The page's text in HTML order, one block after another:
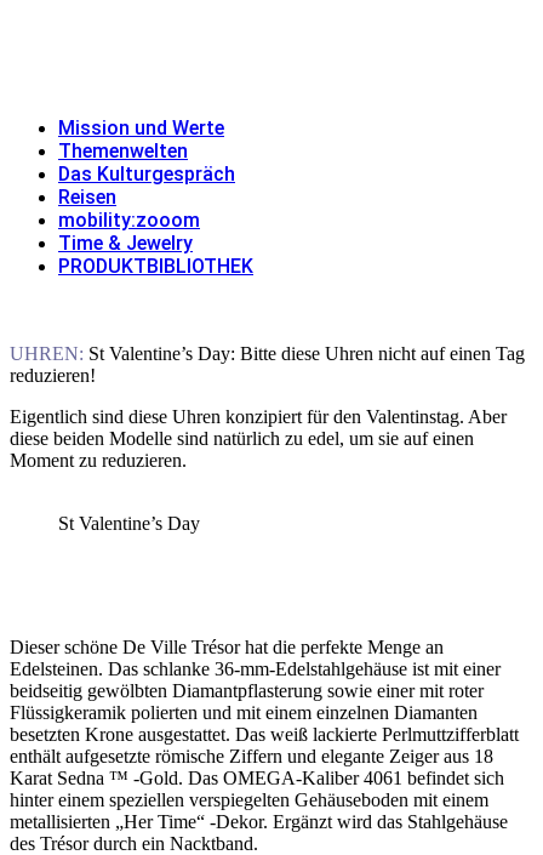
Mission und Werte
Themenwelten
Das Kulturgespräch
Reisen
mobility:zooom
Time & Jewelry
PRODUKTBIBLIOTHEK
UHREN: St Valentine’s Day: Bitte diese Uhren nicht auf einen Tag
reduzieren!
Eigentlich sind diese Uhren konzipiert für den Valentinstag. Aber
diese beiden Modelle sind natürlich zu edel, um sie auf einen
Moment zu reduzieren.
St Valentine’s Day
Dieser schöne De Ville Trésor hat die perfekte Menge an
Edelsteinen. Das schlanke 36-mm-Edelstahlgehäuse ist mit einer
beidseitig gewölbten Diamantpflasterung sowie einer mit roter
Flüssigkeramik polierten und mit einem einzelnen Diamanten
besetzten Krone ausgestattet. Das weiß lackierte Perlmuttzifferblatt
enthält aufgesetzte römische Ziffern und elegante Zeiger aus 18
Karat Sedna ™ -Gold. Das OMEGA-Kaliber 4061 befindet sich
hinter einem speziellen verspiegelten Gehäuseboden mit einem
metallisierten „Her Time“ -Dekor. Ergänzt wird das Stahlgehäuse
des Trésor durch ein Nacktband.